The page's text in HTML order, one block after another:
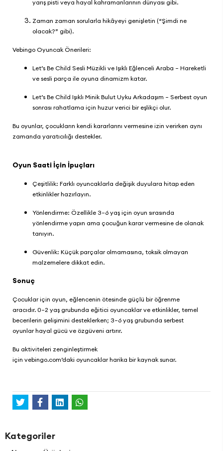
yarış pisti veya hayal kahramanlarının dünyası gibi.
Zaman zaman sorularla hikâyeyi genişletin (“Şimdi ne
olacak?” gibi).
Vebingo Oyuncak Önerileri:
Let’s Be Child Sesli Müzikli ve Işıklı Eğlenceli Araba – Hareketli
ve sesli parça ile oyuna dinamizm katar.
Let’s Be Child Işıklı Minik Bulut Uyku Arkadaşım – Serbest oyun
sonrası rahatlama için huzur verici bir eşlikçi olur.
Bu oyunlar, çocukların kendi kararlarını vermesine izin verirken aynı
zamanda yaratıcılığı destekler.
Oyun Saati İçin İpuçları
Çeşitlilik: Farklı oyuncaklarla değişik duyulara hitap eden
etkinlikler hazırlayın.
Yönlendirme: Özellikle 3–6 yaş için oyun sırasında
yönlendirme yapın ama çocuğun karar vermesine de olanak
tanıyın.
Güvenlik: Küçük parçalar olmamasına, toksik olmayan
malzemelere dikkat edin.
Sonuç
Çocuklar için oyun, eğlencenin ötesinde güçlü bir öğrenme
aracıdır. 0–2 yaş grubunda eğitici oyuncaklar ve etkinlikler, temel
becerilerin gelişimini desteklerken; 3–6 yaş grubunda serbest
oyunlar hayal gücü ve özgüveni artırır.
Bu aktiviteleri zenginleştirmek
için vebingo.com’daki oyuncaklar harika bir kaynak sunar.
Kategoriler